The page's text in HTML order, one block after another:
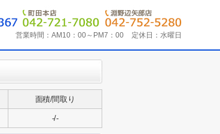
営業時間： AM10：00～PM7：00 定休日： 水曜日
面積/間取り
-/-